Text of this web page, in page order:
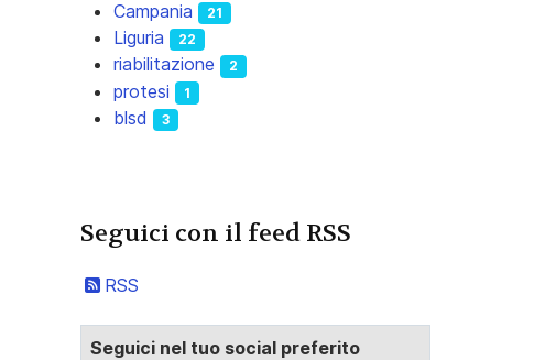
Campania 21
Liguria 22
riabilitazione 2
protesi 1
blsd 3
Seguici con il feed RSS
RSS
Seguici nel tuo social preferito